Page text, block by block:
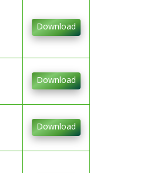
Download
Download
Download